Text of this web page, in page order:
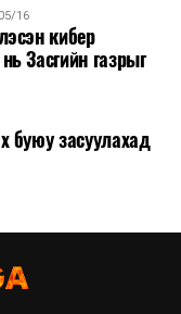
16
кибер
Засгийн газрыг
буюу засуулахад